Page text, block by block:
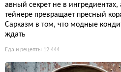
авный секрет не в
тейнере превращает пресный
Сарказм в том, что модные
ждать
Еда и рецепты 12 444